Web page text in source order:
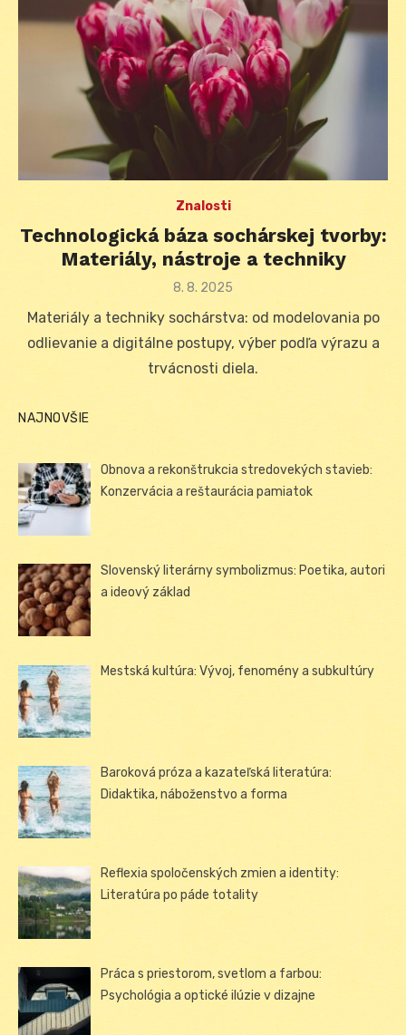
Znalosti
Technologická báza sochárskej tvorby:
Materiály, nástroje a techniky
Posted
8. 8. 2025
Materiály a techniky sochárstva: od modelovania po
odlievanie a digitálne postupy, výber podľa výrazu a
trvácnosti diela.
NAJNOVŠIE
Obnova a rekonštrukcia stredovekých stavieb:
Konzervácia a reštaurácia pamiatok
Slovenský literárny symbolizmus: Poetika, autori
a ideový základ
Mestská kultúra: Vývoj, fenomény a subkultúry
Baroková próza a kazateľská literatúra:
Didaktika, náboženstvo a forma
Reflexia spoločenských zmien a identity:
Literatúra po páde totality
Práca s priestorom, svetlom a farbou:
Psychológia a optické ilúzie v dizajne